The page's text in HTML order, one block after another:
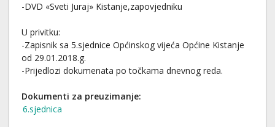
-DVD «Sveti Juraj» Kistanje,zapovjedniku
U privitku:
-Zapisnik sa 5.sjednice Općinskog vijeća Općine Kistanje
od 29.01.2018.g.
-Prijedlozi dokumenata po točkama dnevnog reda.
Dokumenti za preuzimanje:
6.sjednica